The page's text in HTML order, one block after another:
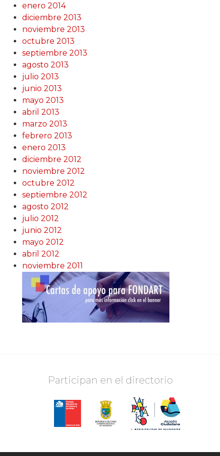
enero 2014
diciembre 2013
noviembre 2013
octubre 2013
septiembre 2013
agosto 2013
julio 2013
junio 2013
mayo 2013
abril 2013
marzo 2013
febrero 2013
enero 2013
diciembre 2012
noviembre 2012
octubre 2012
septiembre 2012
agosto 2012
julio 2012
junio 2012
mayo 2012
abril 2012
noviembre 2011
Participan en el directorio